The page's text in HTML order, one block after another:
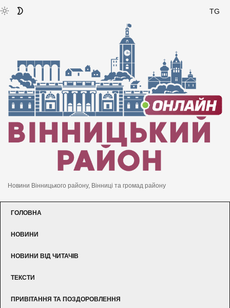
TG
Новини Вінницького району, Вінниці та громад району
ГОЛОВНА
НОВИНИ
НОВИНИ ВІД ЧИТАЧІВ
ТЕКСТИ
ПРИВІТАННЯ ТА ПОЗДОРОВЛЕННЯ